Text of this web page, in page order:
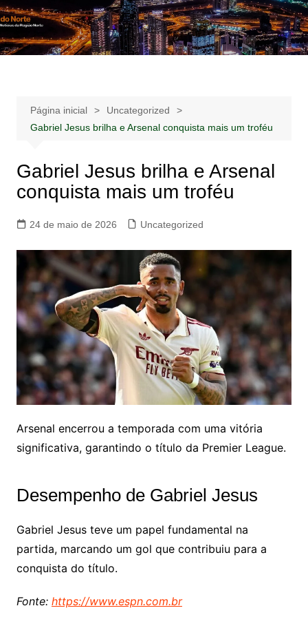
Ir
para
o
Notícias –
Publicidades –
Notícias – Publicidades – Anúncios
Página inicial
Uncategorized
Gabriel Jesus brilha e Arsenal conquista mais um troféu
Gabriel Jesus brilha e Arsenal
conquista mais um troféu
24 de maio de 2026 Uncategorized
Arsenal encerrou a temporada com uma vitória
significativa, garantindo o título da Premier League.
Desempenho de Gabriel Jesus
Gabriel Jesus teve um papel fundamental na
partida, marcando um gol que contribuiu para a
conquista do título.
Fonte: https://www.espn.com.br